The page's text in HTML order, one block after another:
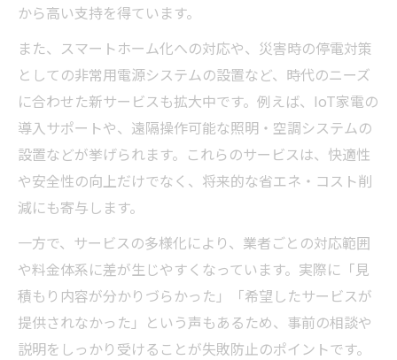
から高い支持を得ています。
また、スマートホーム化への対応や、災害時の停電対策
としての非常用電源システムの設置など、時代のニーズ
に合わせた新サービスも拡大中です。例えば、IoT家電の
導入サポートや、遠隔操作可能な照明・空調システムの
設置などが挙げられます。これらのサービスは、快適性
や安全性の向上だけでなく、将来的な省エネ・コスト削
減にも寄与します。
一方で、サービスの多様化により、業者ごとの対応範囲
や料金体系に差が生じやすくなっています。実際に「見
積もり内容が分かりづらかった」「希望したサービスが
提供されなかった」という声もあるため、事前の相談や
説明をしっかり受けることが失敗防止のポイントです。